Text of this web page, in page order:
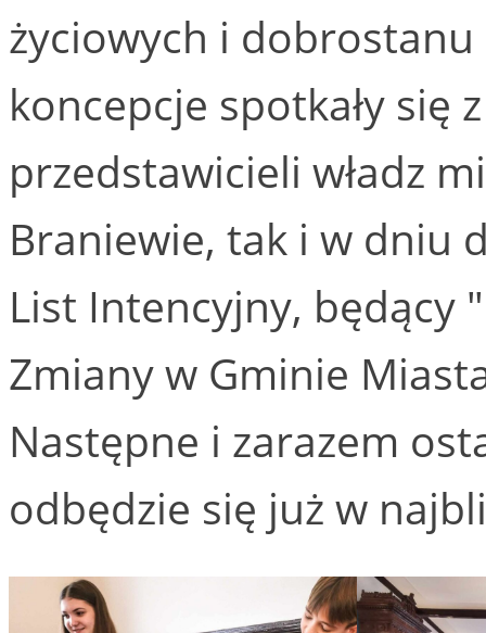
życiowych i
koncepcje spotkały się
przedstawicieli władz
Braniewie, tak i w dniu
List Intencyjny, będący
Zmiany w Gminie
Następne i zarazem
odbędzie się już w